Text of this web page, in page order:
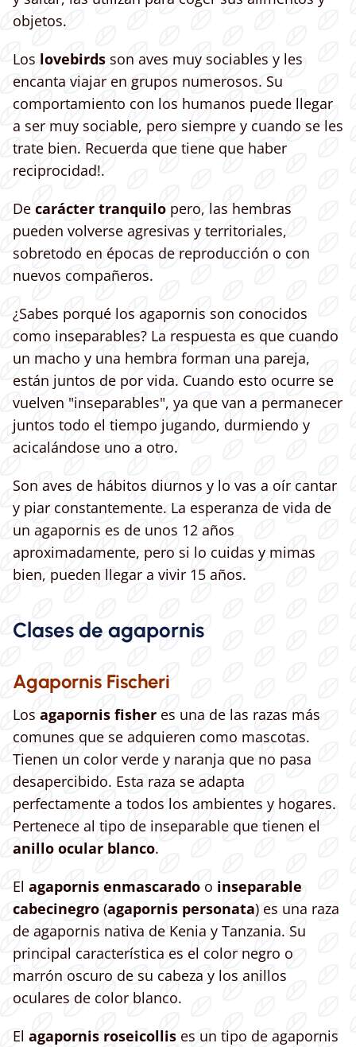
objetos.
Los lovebirds son aves muy sociables y les
encanta viajar en grupos numerosos. Su
comportamiento con los humanos puede llegar
a ser muy sociable, pero siempre y cuando se les
trate bien. Recuerda que tiene que haber
reciprocidad!.
De carácter tranquilo pero, las hembras
pueden volverse agresivas y territoriales,
sobretodo en épocas de reproducción o con
nuevos compañeros.
¿Sabes porqué los agapornis son conocidos
como inseparables? La respuesta es que cuando
un macho y una hembra forman una pareja,
están juntos de por vida. Cuando esto ocurre se
vuelven "inseparables", ya que van a permanecer
juntos todo el tiempo jugando, durmiendo y
acicalándose uno a otro.
Son aves de hábitos diurnos y lo vas a oír cantar
y piar constantemente. La esperanza de vida de
un agapornis es de unos 12 años
aproximadamente, pero si lo cuidas y mimas
bien, pueden llegar a vivir 15 años.
Clases de agapornis
Agapornis Fischeri
Los agapornis fisher es una de las razas más
comunes que se adquieren como mascotas.
Tienen un color verde y naranja que no pasa
desapercibido. Esta raza se adapta
perfectamente a todos los ambientes y hogares.
Pertenece al tipo de inseparable que tienen el
anillo ocular blanco.
El agapornis enmascarado o inseparable
cabecinegro (agapornis personata) es una raza
de agapornis nativa de Kenia y Tanzania. Su
principal característica es el color negro o
marrón oscuro de su cabeza y los anillos
oculares de color blanco.
El agapornis roseicollis es un tipo de agapornis